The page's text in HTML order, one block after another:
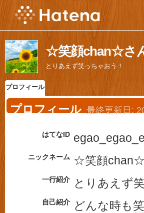
☆笑顔chan☆さ
とりあえず笑っちゃおう！
プロフィール
プロフィール 最終更新日:
はてなID
ニックネーム ☆笑顔chan☆
一行紹介 とりあえず
自己紹介 どんな時も